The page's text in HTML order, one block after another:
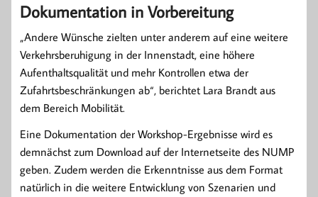
Dokumentation in Vorbereitung
„Andere Wünsche zielten unter anderem auf eine weitere
Verkehrsberuhigung in der Innenstadt, eine höhere
Aufenthaltsqualität und mehr Kontrollen etwa der
Zufahrtsbeschränkungen ab“, berichtet Lara Brandt aus
dem Bereich Mobilität.
Eine Dokumentation der Workshop-Ergebnisse wird es
demnächst zum Download auf der Internetseite des NUMP
geben. Zudem werden die Erkenntnisse aus dem Format
natürlich in die weitere Entwicklung von Szenarien und